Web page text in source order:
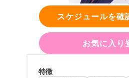
スケジュールを確
お気に入り
特徴